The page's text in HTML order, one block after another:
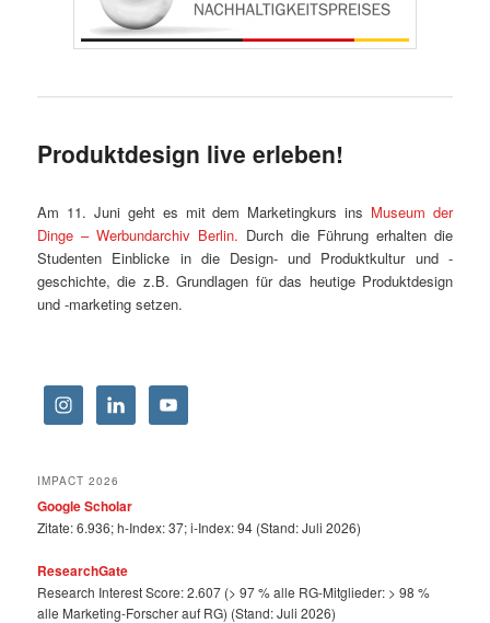
Produktdesign live erleben!
Am 11. Juni geht es mit dem Marketingkurs ins Museum der
Dinge – Werbundarchiv Berlin. Durch die Führung erhalten die
Studenten Einblicke in die Design- und Produktkultur und -
geschichte, die z.B. Grundlagen für das heutige Produktdesign
und -marketing setzen.
IMPACT 2026
Google Scholar
Zitate: 6.936; h-Index: 37; i-Index: 94 (Stand: Juli 2026)
ResearchGate
Research Interest Score: 2.607 (> 97 % alle RG-Mitglieder: > 98 %
alle Marketing-Forscher auf RG) (Stand: Juli 2026)